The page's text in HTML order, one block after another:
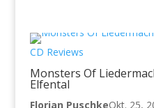
CD Reviews
Monsters Of
Elfental
Florian PuschkeOkt. 25,